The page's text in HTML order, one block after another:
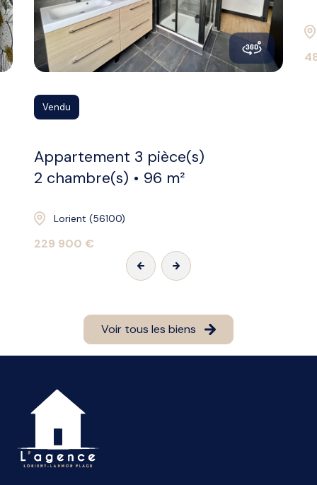
Vendu
Appartement 3 pièce(s)
2 chambre(s)
96 m²
Lorient (56100)
229 900 €
Voir tous les biens